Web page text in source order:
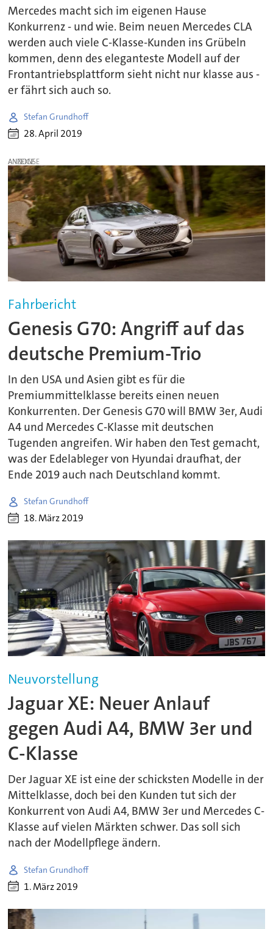
Mercedes macht sich im eigenen Hause
Konkurrenz - und wie. Beim neuen Mercedes CLA
werden auch viele C-Klasse-Kunden ins Grübeln
kommen, denn des eleganteste Modell auf der
Frontantriebsplattform sieht nicht nur klasse aus -
er fährt sich auch so.
Stefan Grundhoff
28. April 2019
ANZEIGE
Fahrbericht
Genesis G70: Angriff auf das
deutsche Premium-Trio
In den USA und Asien gibt es für die
Premiummittelklasse bereits einen neuen
Konkurrenten. Der Genesis G70 will BMW 3er, Audi
A4 und Mercedes C-Klasse mit deutschen
Tugenden angreifen. Wir haben den Test gemacht,
was der Edelableger von Hyundai draufhat, der
Ende 2019 auch nach Deutschland kommt.
Stefan Grundhoff
18. März 2019
Neuvorstellung
Jaguar XE: Neuer Anlauf
gegen Audi A4, BMW 3er und
C-Klasse
Der Jaguar XE ist eine der schicksten Modelle in der
Mittelklasse, doch bei den Kunden tut sich der
Konkurrent von Audi A4, BMW 3er und Mercedes C-
Klasse auf vielen Märkten schwer. Das soll sich
nach der Modellpflege ändern.
Stefan Grundhoff
1. März 2019